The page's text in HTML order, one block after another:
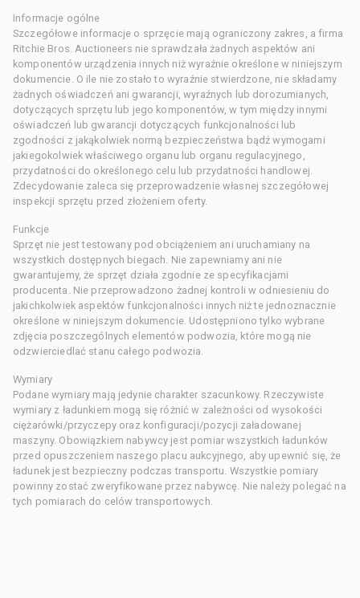
Informacje ogólne
Szczegółowe informacje o sprzęcie mają ograniczony zakres, a firma
Ritchie Bros. Auctioneers nie sprawdzała żadnych aspektów ani
komponentów urządzenia innych niż wyraźnie określone w niniejszym
dokumencie. O ile nie zostało to wyraźnie stwierdzone, nie składamy
żadnych oświadczeń ani gwarancji, wyraźnych lub dorozumianych,
dotyczących sprzętu lub jego komponentów, w tym między innymi
oświadczeń lub gwarancji dotyczących funkcjonalności lub
zgodności z jakąkolwiek normą bezpieczeństwa bądź wymogami
jakiegokolwiek właściwego organu lub organu regulacyjnego,
przydatności do określonego celu lub przydatności handlowej.
Zdecydowanie zaleca się przeprowadzenie własnej szczegółowej
inspekcji sprzętu przed złożeniem oferty.
Funkcje
Sprzęt nie jest testowany pod obciążeniem ani uruchamiany na
wszystkich dostępnych biegach. Nie zapewniamy ani nie
gwarantujemy, że sprzęt działa zgodnie ze specyfikacjami
producenta. Nie przeprowadzono żadnej kontroli w odniesieniu do
jakichkolwiek aspektów funkcjonalności innych niż te jednoznacznie
określone w niniejszym dokumencie. Udostępniono tylko wybrane
zdjęcia poszczególnych elementów podwozia, które mogą nie
odzwierciedlać stanu całego podwozia.
Wymiary
Podane wymiary mają jedynie charakter szacunkowy. Rzeczywiste
wymiary z ładunkiem mogą się różnić w zależności od wysokości
ciężarówki/przyczepy oraz konfiguracji/pozycji załadowanej
maszyny. Obowiązkiem nabywcy jest pomiar wszystkich ładunków
przed opuszczeniem naszego placu aukcyjnego, aby upewnić się, że
ładunek jest bezpieczny podczas transportu. Wszystkie pomiary
powinny zostać zweryfikowane przez nabywcę. Nie należy polegać na
tych pomiarach do celów transportowych.